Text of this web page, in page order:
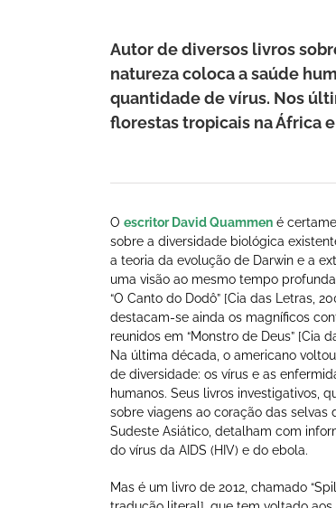
Autor de diversos livros
natureza coloca a saúde
quantidade de vírus. Nos
florestas tropicais na África e
O escritor David Quammen é
sobre a diversidade biológica
a teoria da evolução de Darwin e a
uma visão ao mesmo tempo
“O Canto do Dodô” [Cia das Letras,
destacam-se ainda os magníficos
reunidos em “Monstro de Deus” [Cia
Na última década, o americano
de diversidade: os vírus e as
humanos. Seus livros investigativos,
sobre viagens ao coração das selvas
Sudeste Asiático, detalham com
do vírus da AIDS (HIV) e do ebola.
Mas é um livro de 2012, chamado